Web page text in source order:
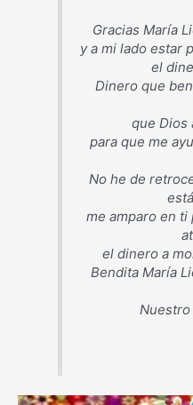
Gracias María
y a mi lado estar
el
Dinero que
que Dios
para que me
No he de
me amparo en
el dinero a
Bendita María